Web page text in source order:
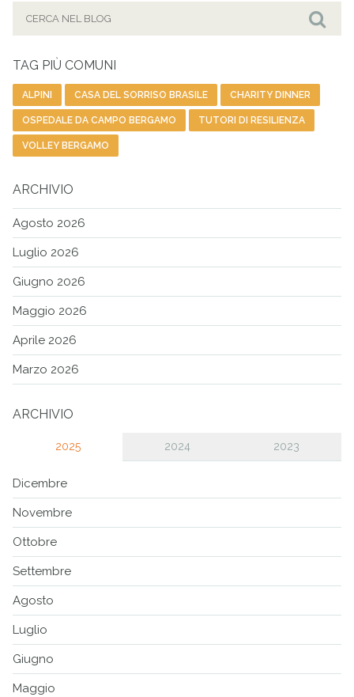
TAG PIÙ COMUNI
ALPINI CASA DEL SORRISO BRASILE CHARITY DINNER
OSPEDALE DA CAMPO BERGAMO TUTORI DI RESILIENZA
VOLLEY BERGAMO
ARCHIVIO
Agosto 2026
Luglio 2026
Giugno 2026
Maggio 2026
Aprile 2026
Marzo 2026
ARCHIVIO
2025 2024 2023
Dicembre
Novembre
Ottobre
Settembre
Agosto
Luglio
Giugno
Maggio